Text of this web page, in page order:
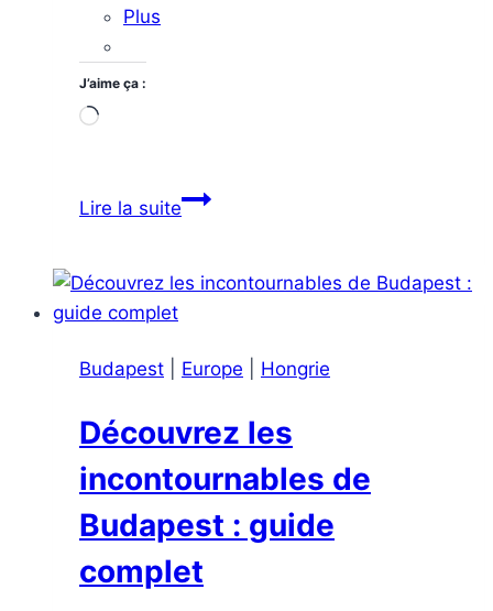
Plus
J’aime ça :
Chargement…
Lire la suiteBudapest
Découvrir
Sculptures
Kolodko
Budapest Europe Hongrie
Découvrez les
incontournables de
Budapest : guide
complet